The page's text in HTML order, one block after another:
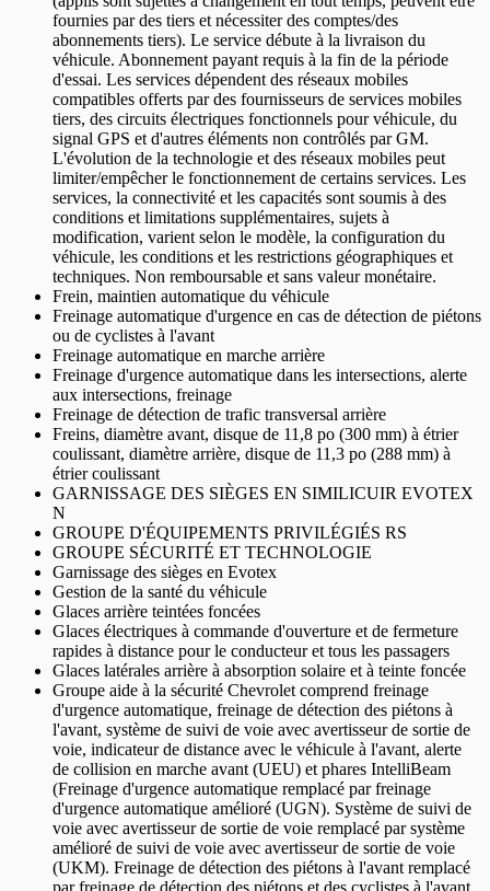
fournies par des tiers et nécessiter des comptes/des
abonnements tiers). Le service débute à la livraison du
véhicule. Abonnement payant requis à la fin de la période
d'essai. Les services dépendent des réseaux mobiles
compatibles offerts par des fournisseurs de services mobiles
tiers, des circuits électriques fonctionnels pour véhicule, du
signal GPS et d'autres éléments non contrôlés par GM.
L'évolution de la technologie et des réseaux mobiles peut
limiter/empêcher le fonctionnement de certains services. Les
services, la connectivité et les capacités sont soumis à des
conditions et limitations supplémentaires, sujets à
modification, varient selon le modèle, la configuration du
véhicule, les conditions et les restrictions géographiques et
techniques. Non remboursable et sans valeur monétaire.
Frein, maintien automatique du véhicule
Freinage automatique d'urgence en cas de détection de piétons
ou de cyclistes à l'avant
Freinage automatique en marche arrière
Freinage d'urgence automatique dans les intersections, alerte
aux intersections, freinage
Freinage de détection de trafic transversal arrière
Freins, diamètre avant, disque de 11,8 po (300 mm) à étrier
coulissant, diamètre arrière, disque de 11,3 po (288 mm) à
étrier coulissant
GARNISSAGE DES SIÈGES EN SIMILICUIR EVOTEX
N
GROUPE D'ÉQUIPEMENTS PRIVILÉGIÉS RS
GROUPE SÉCURITÉ ET TECHNOLOGIE
Garnissage des sièges en Evotex
Gestion de la santé du véhicule
Glaces arrière teintées foncées
Glaces électriques à commande d'ouverture et de fermeture
rapides à distance pour le conducteur et tous les passagers
Glaces latérales arrière à absorption solaire et à teinte foncée
Groupe aide à la sécurité Chevrolet comprend freinage
d'urgence automatique, freinage de détection des piétons à
l'avant, système de suivi de voie avec avertisseur de sortie de
voie, indicateur de distance avec le véhicule à l'avant, alerte
de collision en marche avant (UEU) et phares IntelliBeam
(Freinage d'urgence automatique remplacé par freinage
d'urgence automatique amélioré (UGN). Système de suivi de
voie avec avertisseur de sortie de voie remplacé par système
amélioré de suivi de voie avec avertisseur de sortie de voie
(UKM). Freinage de détection des piétons à l'avant remplacé